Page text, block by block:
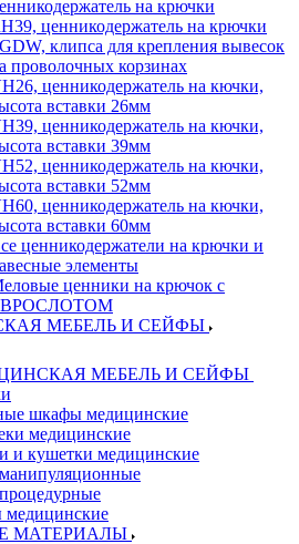
на крючки
ценникодержатель на крючки
клипса для крепления вывесок
проволочных корзинах
ценникодержатель на кючки,
вставки 26мм
ценникодержатель на кючки,
вставки 39мм
ценникодержатель на кючки,
вставки 52мм
ценникодержатель на кючки,
вставки 60мм
ценникодержатели на крючки и
элементы
ценники на крючок с
МЕБЕЛЬ И СЕЙФЫ
МЕБЕЛЬ И СЕЙФЫ
шкафы медицинские
медицинские
и кушетки медицинские
МАТЕРИАЛЫ